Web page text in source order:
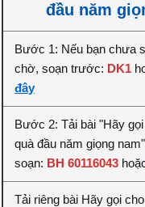
đầu năm
Bước 1: Nếu bạn chưa
chờ, soạn trước: DK1
đây
Bước 2: Tải bài "Hãy
quà đầu năm giọng
soạn: BH 60116043
Tải riêng bài Hãy gọi